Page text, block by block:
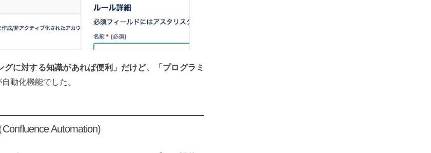
グに対する知識があれば便利」だけど、「プログラミ
動化機能でした。
Automation)